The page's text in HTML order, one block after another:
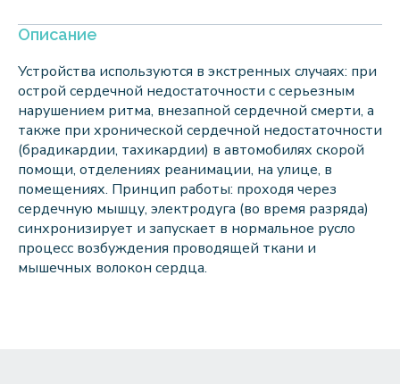
Описание
Устройства используются в экстренных случаях: при
острой сердечной недостаточности с серьезным
нарушением ритма, внезапной сердечной смерти, а
также при хронической сердечной недостаточности
(брадикардии, тахикардии) в автомобилях скорой
помощи, отделениях реанимации, на улице, в
помещениях. Принцип работы: проходя через
сердечную мышцу, электродуга (во время разряда)
синхронизирует и запускает в нормальное русло
процесс возбуждения проводящей ткани и
мышечных волокон сердца.